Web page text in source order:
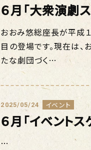
６月「大衆演劇
おおみ悠総座長が平成
目の登場です。現在は
たな劇団づく…
2025/05/24 イベント
６月「イベント
…